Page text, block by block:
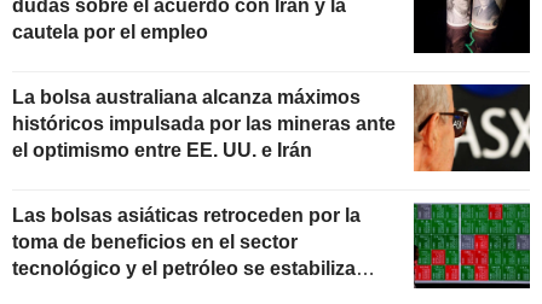
dudas sobre el acuerdo con Irán y la
cautela por el empleo
La bolsa australiana alcanza máximos
históricos impulsada por las mineras ante
el optimismo entre EE. UU. e Irán
Las bolsas asiáticas retroceden por la
toma de beneficios en el sector
tecnológico y el petróleo se estabiliza